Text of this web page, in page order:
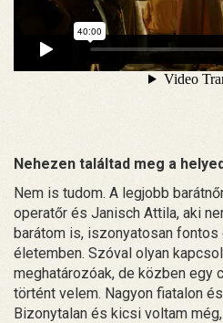
Nehezen találtad meg a
Nem is tudom. A legjobb
operatőr és Janisch Attila, aki
barátom is, iszonyatosan
életemben. Szóval olyan
meghatározóak, de közben egy
történt velem. Nagyon fiatalon
Bizonytalan és kicsi voltam